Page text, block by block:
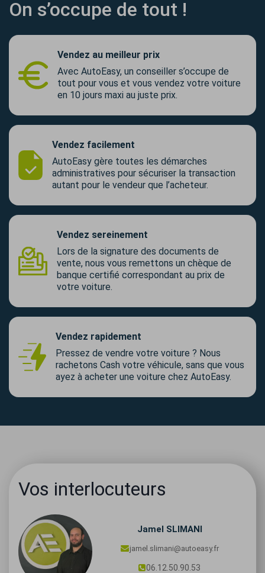
On s’occupe de tout !
Vendez au meilleur prix
Avec AutoEasy, un conseiller s’occupe de
tout pour vous et vous vendez votre voiture
en 10 jours maxi au juste prix.
Vendez facilement
AutoEasy gère toutes les démarches
administratives pour sécuriser la transaction
autant pour le vendeur que l’acheteur.
Vendez sereinement
Lors de la signature des documents de
vente, nous vous remettons un chèque de
banque certifié correspondant au prix de
votre voiture.
Vendez rapidement
Pressez de vendre votre voiture ? Nous
rachetons Cash votre véhicule, sans que vous
ayez à acheter une voiture chez AutoEasy.
Vos interlocuteurs
Jamel SLIMANI
jamel.slimani@autoeasy.fr
06.12.50.90.53